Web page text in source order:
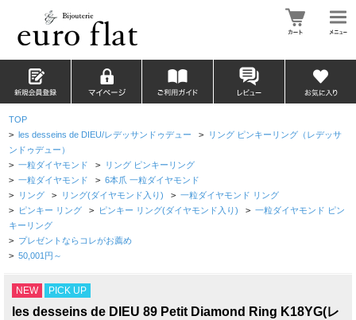
TOP
> les desseins de DIEU/レデッサンドゥデュー >
リング ピンキーリング（レデッサ
ンドゥデュー）
> 一粒ダイヤモンド > リング ピンキーリング
> 一粒ダイヤモンド > 6本爪 一粒ダイヤモンド
> リング > リング(ダイヤモンド入り) > 一粒ダイヤモンド リング
> ピンキー リング > ピンキー リング(ダイヤモンド入り) > 一粒ダイヤモンド ピン
キーリング
> プレゼントならコレがお薦め
> 50,001円～
NEW PICK UP
les desseins de DIEU 89 Petit Diamond Ring K18YG(レ